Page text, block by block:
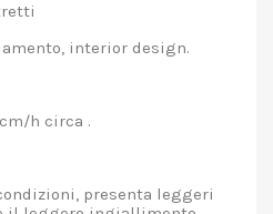
interior design.
cm/h circa .
presenta leggeri